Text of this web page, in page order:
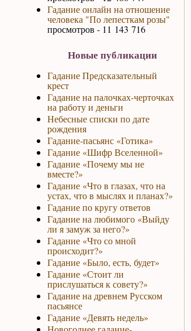
Гадание онлайн на отношение
человека "По лепесткам розы"
просмотров - 11 143 716
Новые публикации
Гадание Предсказательный
крест
Гадание на палочках-черточках
на работу и деньги
Небесные списки по дате
рождения
Гадание-пасьянс «Готика»
Гадание «Шифр Вселенной»
Гадание «Почему мы не
вместе?»
Гадание «Что в глазах, что на
устах, что в мыслях и планах?»
Гадание по кругу ответов
Гадание на любимого «Выйду
ли я замуж за него?»
Гадание «Что со мной
происходит?»
Гадание «Было, есть, будет»
Гадание «Стоит ли
прислушаться к совету?»
Гадание на древнем Русском
пасьянсе
Гадание «Девять недель»